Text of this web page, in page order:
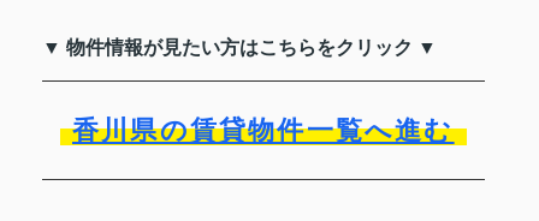
▼ 物件情報が見たい方はこちらをクリック ▼
香川県の賃貸物件一覧へ進む